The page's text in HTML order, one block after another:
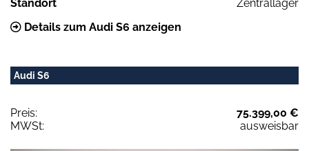
Standort
Zentrallager
Details zum Audi S6 anzeigen
Audi S6
Preis:
75.399,00 €
MWSt:
ausweisbar